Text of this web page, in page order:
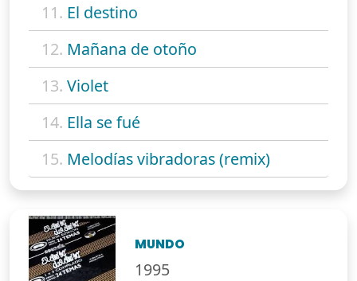
11. El destino
12. Mañana de otoño
13. Violet
14. Ella se fué
15. Melodías vibradoras (remix)
MUNDO
1995